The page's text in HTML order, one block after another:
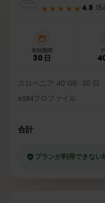
★★★★★ 4.8·
有効期間
30 日
スロベニア 40 GB · 30 日
eSIMプロファイル
合計
プランが利用できない